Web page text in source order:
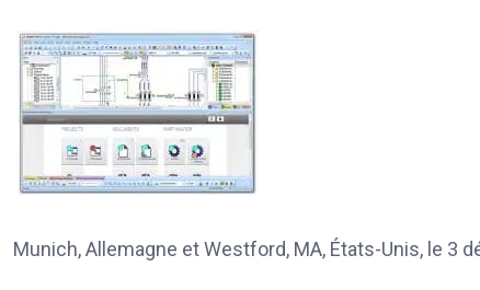
Munich, Allemagne et Westford, MA, États-Unis, le 3